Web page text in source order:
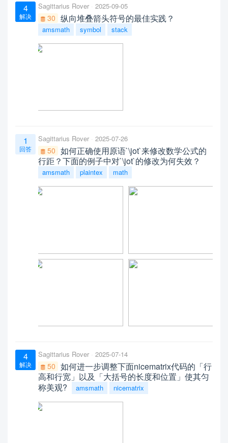
4
解决
Sagittarius Rover 2025-09-05
30 纵向堆叠箭头符号的最佳实践？
amsmath symbol stack
1
回答
Sagittarius Rover 2025-07-26
50 如何正确使用原语`\jot`来修改数学公式的
行距？下面的例子中对`\jot`的修改为何失效？
amsmath plaintex math
4
解决
Sagittarius Rover 2025-07-14
50 如何进一步调整下面nicematrix代码的「行
高和行宽」以及「大括号的长度和位置」使其匀
称美观?
amsmath nicematrix